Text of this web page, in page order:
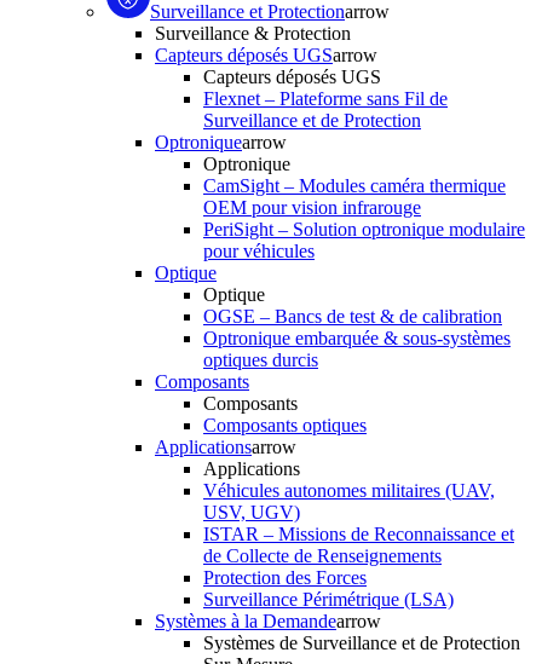
Surveillance et Protectionarrow
Surveillance & Protection
Capteurs déposés UGSarrow
Capteurs déposés UGS
Flexnet – Plateforme sans Fil de
Surveillance et de Protection
Optroniquearrow
Optronique
CamSight – Modules caméra thermique
OEM pour vision infrarouge
PeriSight – Solution optronique modulaire
pour véhicules
Optique
Optique
OGSE – Bancs de test & de calibration
Optronique embarquée & sous-systèmes
optiques durcis
Composants
Composants
Composants optiques
Applicationsarrow
Applications
Véhicules autonomes militaires (UAV,
USV, UGV)
ISTAR – Missions de Reconnaissance et
de Collecte de Renseignements
Protection des Forces
Surveillance Périmétrique (LSA)
Systèmes à la Demandearrow
Systèmes de Surveillance et de Protection